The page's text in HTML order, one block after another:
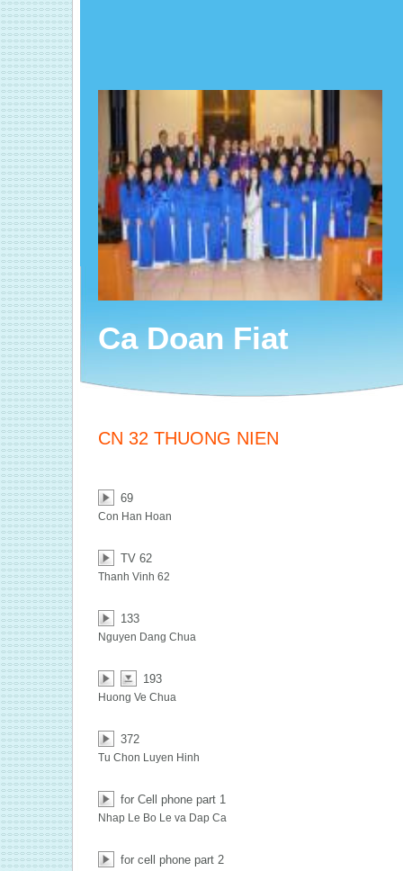
Ca Doan Fiat
CN 32 THUONG NIEN
69
Con Han Hoan
TV 62
Thanh Vinh 62
133
Nguyen Dang Chua
193
Huong Ve Chua
372
Tu Chon Luyen Hinh
for Cell phone part 1
Nhap Le Bo Le va Dap Ca
for cell phone part 2